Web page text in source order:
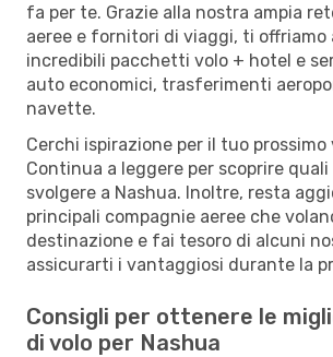
fa per te. Grazie alla nostra ampia
aeree e fornitori di viaggi, ti offriamo
incredibili pacchetti volo + hotel e
auto economici, trasferimenti
navette.
Cerchi ispirazione per il tuo prossimo
Continua a leggere per scoprire
svolgere a Nashua. Inoltre, resta
principali compagnie aeree che
destinazione e fai tesoro di alcuni
assicurarti i vantaggiosi durante la
Consigli per ottenere le
di volo per Nashua